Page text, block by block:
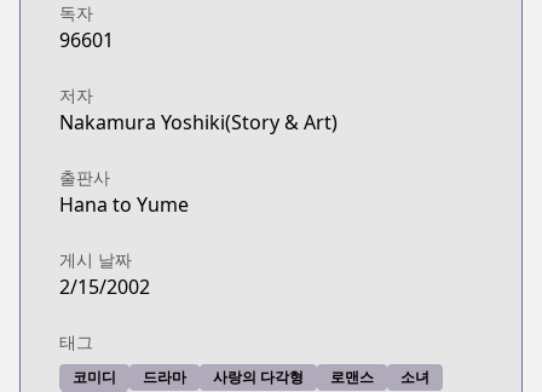
독자
96601
저자
Nakamura Yoshiki(Story & Art)
출판사
Hana to Yume
게시 날짜
2/15/2002
태그
코미디 드라마 사랑의 다각형 로맨스
소녀